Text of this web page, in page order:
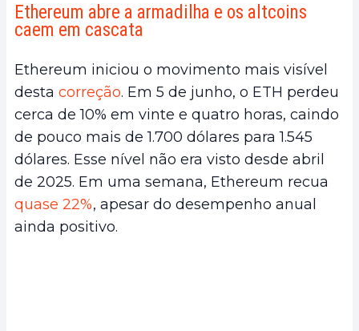
Ethereum abre a armadilha e os altcoins
caem em cascata
Ethereum iniciou o movimento mais visível
desta correção. Em 5 de junho, o ETH perdeu
cerca de 10% em vinte e quatro horas, caindo
de pouco mais de 1.700 dólares para 1.545
dólares. Esse nível não era visto desde abril
de 2025. Em uma semana, Ethereum recua
quase 22%, apesar do desempenho anual
ainda positivo.